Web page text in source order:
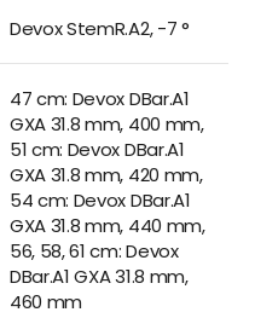
Devox StemR.A2, -7 °
47 cm: Devox DBar.A1
GXA 31.8 mm, 400 mm,
51 cm: Devox DBar.A1
GXA 31.8 mm, 420 mm,
54 cm: Devox DBar.A1
GXA 31.8 mm, 440 mm,
56, 58, 61 cm: Devox
DBar.A1 GXA 31.8 mm,
460 mm